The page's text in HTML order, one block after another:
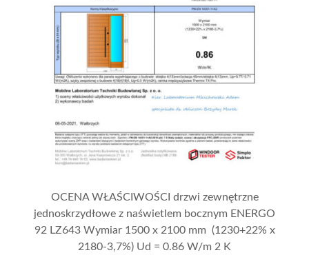
OCENA WŁAŚCIWOŚCI drzwi zewnętrzne
jednoskrzydłowe z naświetlem bocznym ENERGO
92 LZ643 Wymiar 1500 x 2100 mm (1230+22% x
2180-3,7%) Ud = 0.86 W/m 2 K